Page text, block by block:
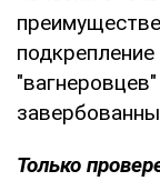
Только